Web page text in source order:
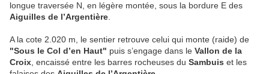
longue traversée N, en légère montée, sous la bordure E des
Aiguilles de l’Argentière
A la cote 2.020 m, le sentier retrouve celui qui monte (raide) de
"Sous le Col d’en Haut" puis s’engage dans le Vallon de la
Croix , encaissé entre les barres rocheuses du Sambuis et les